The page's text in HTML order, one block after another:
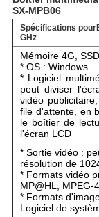
SX-MPB06
Spécifications pour
GHz
Mémoire 4G,
* OS : Windows
* Logiciel
peut diviser
vidéo
file d'attente, en
le boîtier de
l'écran LCD
* Sortie vidéo :
résolution de
* Formats vidéo
MP@HL, MPEG-
* Formats
Logiciel de